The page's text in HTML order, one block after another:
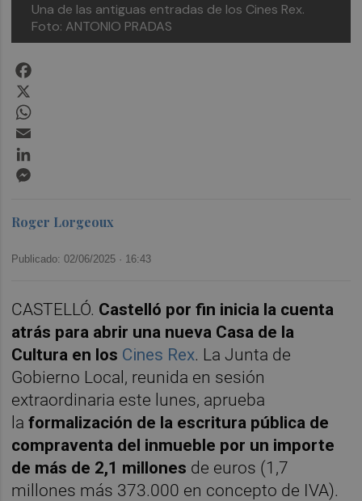
Una de las antiguas entradas de los Cines Rex.
Foto: ANTONIO PRADAS
Roger Lorgeoux
Publicado: 02/06/2025 · 16:43
CASTELLÓ. Castelló por fin inicia la cuenta
atrás para abrir una nueva Casa de la
Cultura en los Cines Rex. La Junta de
Gobierno Local, reunida en sesión
extraordinaria este lunes, aprueba
laformalización de la escritura pública de
compraventa del inmueble por un importe
de más de 2,1 millones de euros (1,7
millones más 373.000 en concepto de IVA).